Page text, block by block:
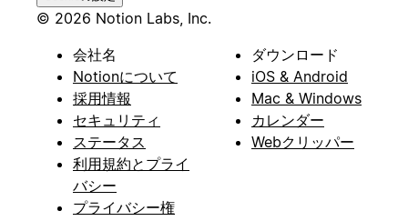
© 2026 Notion Labs, Inc.
会社名
Notionについて
採用情報
セキュリティ
ステータス
利用規約とプライ
バシー
プライバシー権
ダウンロード
iOS & Android
Mac & Windows
カレンダー
Webクリッパー